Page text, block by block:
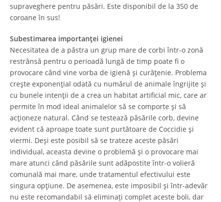
supraveghere pentru păsări. Este disponibil de la 350 de
coroane în sus!
Subestimarea importanței igienei
Necesitatea de a păstra un grup mare de corbi într-o zonă
restrânsă pentru o perioadă lungă de timp poate fi o
provocare când vine vorba de igienă și curățenie. Problema
crește exponențial odată cu numărul de animale îngrijite și
cu bunele intenții de a crea un habitat artificial mic, care ar
permite în mod ideal animalelor să se comporte și să
acționeze natural. Când se testează păsările corb, devine
evident că aproape toate sunt purtătoare de Coccidie și
viermi. Deși este posibil să se trateze aceste păsări
individual, aceasta devine o problemă și o provocare mai
mare atunci când păsările sunt adăpostite într-o volieră
comunală mai mare, unde tratamentul efectivului este
singura opțiune. De asemenea, este imposibil și într-adevăr
nu este recomandabil să eliminați complet aceste boli, dar